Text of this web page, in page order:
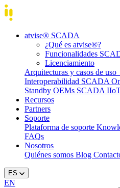
atvise® SCADA
¿Qué es atvise®?
Funcionalidades
Licenciamiento
Arquitecturas y casos de uso
Interoperabilidad SCADA
Standby OEMs SCADA
Recursos
Partners
Soporte
Plataforma de soporte
FAQs
Nosotros
Quiénes somos Blog
ES
EN